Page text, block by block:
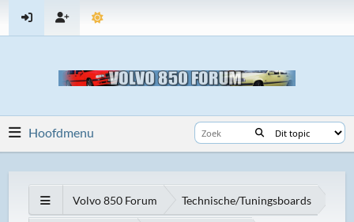
Hoofdmenu
Volvo 850 Forum Technische/Tuningsboards